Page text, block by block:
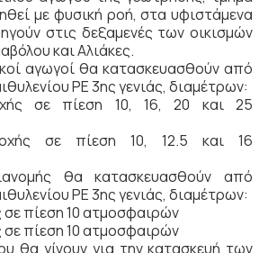
με φυσική ροή, στα υφιστάμενα
στις δεξαμενές των οικισμών
και Αλιάκες.
αγωγοί θα κατασκευασθούν από
ΡΕ 3ης γενιάς, διαμέτρων:
σε πίεση 10, 16, 20 και 25
σε πίεση 10, 12.5 και 16
θα κατασκευασθούν από
ΡΕ 3ης γενιάς, διαμέτρων:
πίεση 10 ατμοσφαιρών
πίεση 10 ατμοσφαιρών
θα γίνουν για την κατασκευή των